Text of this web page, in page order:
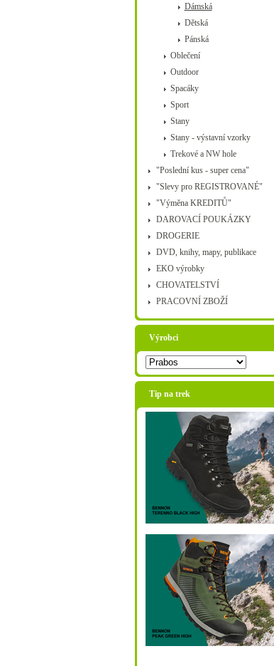
Dámská
Dětská
Pánská
Oblečení
Outdoor
Spacáky
Sport
Stany
Stany - výstavní vzorky
Trekové a NW hole
"Poslední kus - super cena"
"Slevy pro REGISTROVANÉ"
"Výměna KREDITŮ"
DAROVACÍ POUKÁZKY
DROGERIE
DVD, knihy, mapy, publikace
EKO výrobky
CHOVATELSTVÍ
PRACOVNÍ ZBOŽÍ
Výrobci
Tip na trek